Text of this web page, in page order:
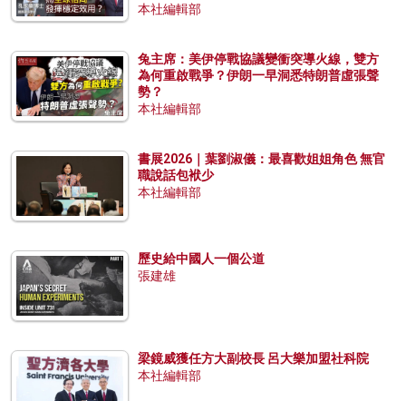
本社編輯部
兔主席：美伊停戰協議變衝突導火線，雙方
為何重啟戰爭？伊朗一早洞悉特朗普虛張聲
勢？
本社編輯部
書展2026｜葉劉淑儀：最喜歡姐姐角色 無官
職說話包袱少
本社編輯部
歷史給中國人一個公道
張建雄
梁鏡威獲任方大副校長 呂大樂加盟社科院
本社編輯部